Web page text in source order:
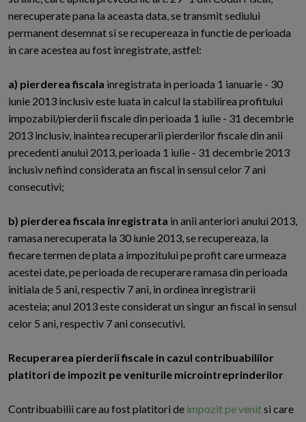
nerecuperate pana la aceasta data, se transmit sediului
permanent desemnat si se recupereaza in functie de perioada
in care acestea au fost inregistrate, astfel:
a) pierderea fiscala inregistrata in perioada 1 ianuarie - 30
iunie 2013 inclusiv este luata in calcul la stabilirea profitului
impozabil/pierderii fiscale din perioada 1 iulie - 31 decembrie
2013 inclusiv, inaintea recuperarii pierderilor fiscale din anii
precedenti anului 2013, perioada 1 iulie - 31 decembrie 2013
inclusiv nefiind considerata an fiscal in sensul celor 7 ani
consecutivi;
b) pierderea fiscala inregistrata in anii anteriori anului 2013,
ramasa nerecuperata la 30 iunie 2013, se recupereaza, la
fiecare termen de plata a impozitului pe profit care urmeaza
acestei date, pe perioada de recuperare ramasa din perioada
initiala de 5 ani, respectiv 7 ani, in ordinea inregistrarii
acesteia; anul 2013 este considerat un singur an fiscal in sensul
celor 5 ani, respectiv 7 ani consecutivi.
Recuperarea pierderii fiscale in cazul contribuabililor
platitori de impozit pe veniturile microintreprinderilor
Contribuabilii care au fost platitori de impozit pe venitsi care